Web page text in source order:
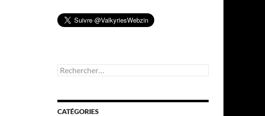
Rechercher :
CATÉGORIES